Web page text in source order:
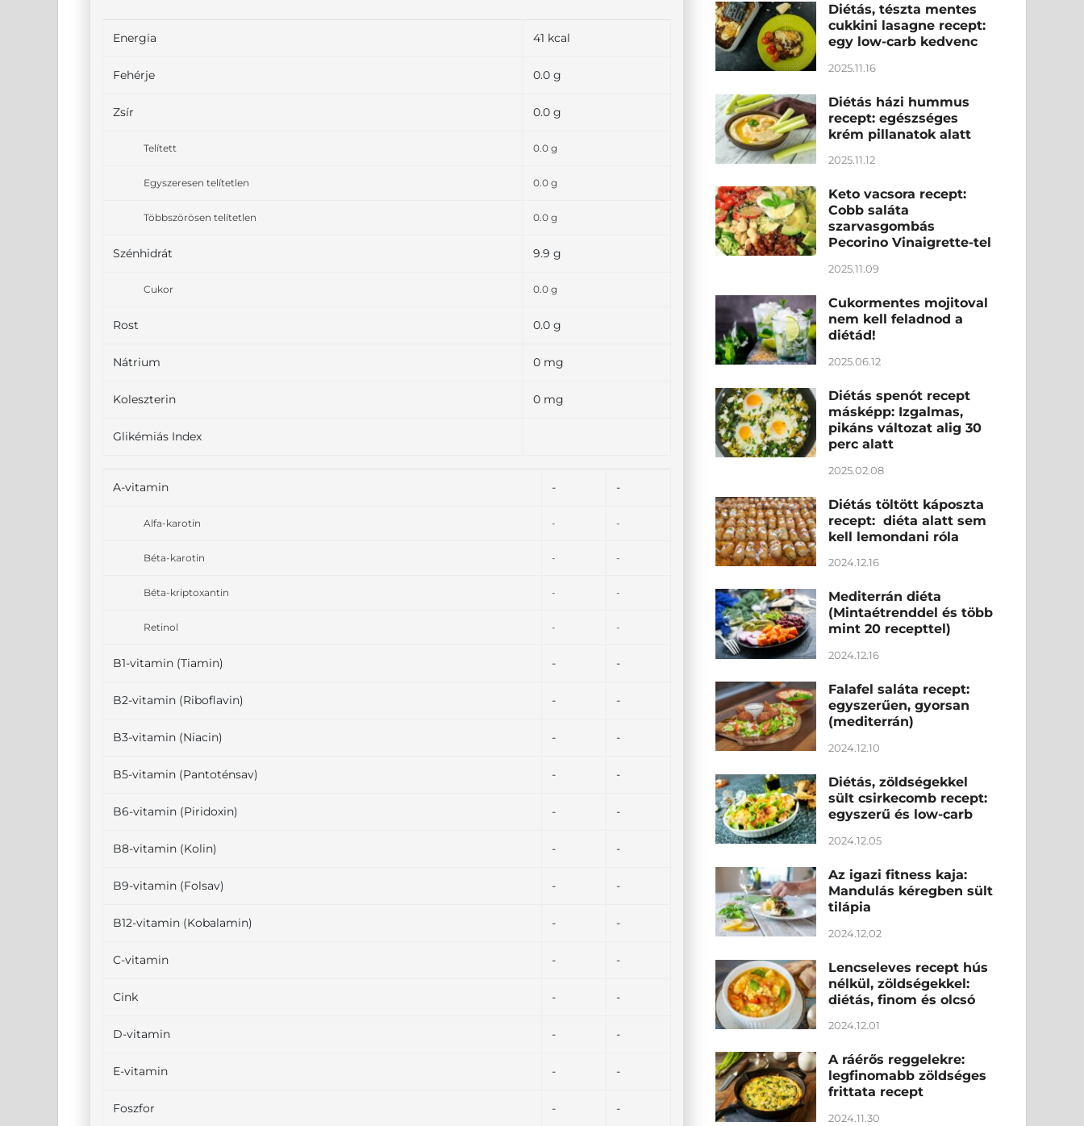
Energia 41 kcal
Fehérje 0.0 g
Zsír 0.0 g
Telített 0.0 g
Egyszeresen telítetlen 0.0 g
Többszörösen telítetlen 0.0 g
Szénhidrát 9.9 g
Cukor 0.0 g
Rost 0.0 g
Nátrium 0 mg
Koleszterin 0 mg
Glikémiás Index
A-vitamin - -
Alfa-karotin - -
Béta-karotin - -
Béta-kriptoxantin - -
Retinol - -
B1-vitamin (Tiamin) - -
B2-vitamin (Riboflavin) - -
B3-vitamin (Niacin) - -
B5-vitamin (Pantoténsav) - -
B6-vitamin (Piridoxin) - -
B8-vitamin (Kolin) - -
B9-vitamin (Folsav) - -
B12-vitamin (Kobalamin) - -
C-vitamin - -
Cink - -
D-vitamin - -
E-vitamin - -
Foszfor - -
Diétás, tészta mentes
cukkini lasagne recept:
egy low-carb kedvenc
2025.11.16
Diétás házi hummus
recept: egészséges
krém pillanatok alatt
2025.11.12
Keto vacsora recept:
Cobb saláta
szarvasgombás
Pecorino Vinaigrette-tel
2025.11.09
Cukormentes mojitoval
nem kell feladnod a
diétád!
2025.06.12
Diétás spenót recept
másképp: Izgalmas,
pikáns változat alig 30
perc alatt
2025.02.08
Diétás töltött káposzta
recept: diéta alatt sem
kell lemondani róla
2024.12.16
Mediterrán diéta
(Mintaétrenddel és több
mint 20 recepttel)
2024.12.16
Falafel saláta recept:
egyszerűen, gyorsan
(mediterrán)
2024.12.10
Diétás, zöldségekkel
sült csirkecomb recept:
egyszerű és low-carb
2024.12.05
Az igazi fitness kaja:
Mandulás kéregben sült
tilápia
2024.12.02
Lencseleves recept hús
nélkül, zöldségekkel:
diétás, finom és olcsó
2024.12.01
A ráérős reggelekre:
legfinomabb zöldséges
frittata recept
2024.11.30